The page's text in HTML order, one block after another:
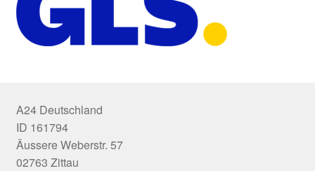
A24 Deutschland
ID 161794
Äussere Weberstr. 57
02763 Zittau